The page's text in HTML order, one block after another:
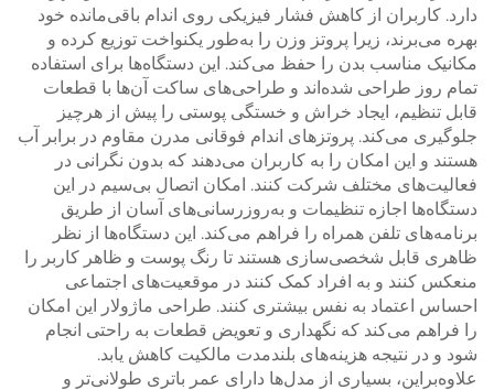
دارد. کاربران از کاهش فشار فیزیکی روی اندام باقی‌مانده خود
بهره می‌برند، زیرا پروتز وزن را به‌طور یکنواخت توزیع کرده و
مکانیک مناسب بدن را حفظ می‌کند. این دستگاه‌ها برای استفاده
تمام روز طراحی شده‌اند و طراحی‌های ساکت آن‌ها با قطعات
قابل تنظیم، ایجاد خراش و خستگی پوستی را پیش از هرچیز
جلوگیری می‌کند. پروتزهای اندام فوقانی مدرن مقاوم در برابر آب
هستند و این امکان را به کاربران می‌دهند که بدون نگرانی در
فعالیت‌های مختلف شرکت کنند. امکان اتصال بی‌سیم در این
دستگاه‌ها اجازه تنظیمات و به‌روزرسانی‌های آسان از طریق
برنامه‌های تلفن همراه را فراهم می‌کند. این دستگاه‌ها از نظر
ظاهری قابل شخصی‌سازی هستند تا رنگ پوست و ظاهر کاربر را
منعکس کنند و به افراد کمک کنند در موقعیت‌های اجتماعی
احساس اعتماد به نفس بیشتری کنند. طراحی ماژولار این امکان
را فراهم می‌کند که نگهداری و تعویض قطعات به راحتی انجام
شود و در نتیجه هزینه‌های بلندمدت مالکیت کاهش یابد.
علاوه‌براین، بسیاری از مدل‌ها دارای عمر باتری طولانی‌تر و